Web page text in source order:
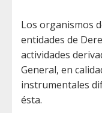
Los organismos
entidades de
actividades
General, en
instrumentales
ésta.